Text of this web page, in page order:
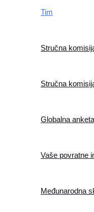
Tim
Stručna
Stručna
Globalna
Vaše povratne
Međunarodna